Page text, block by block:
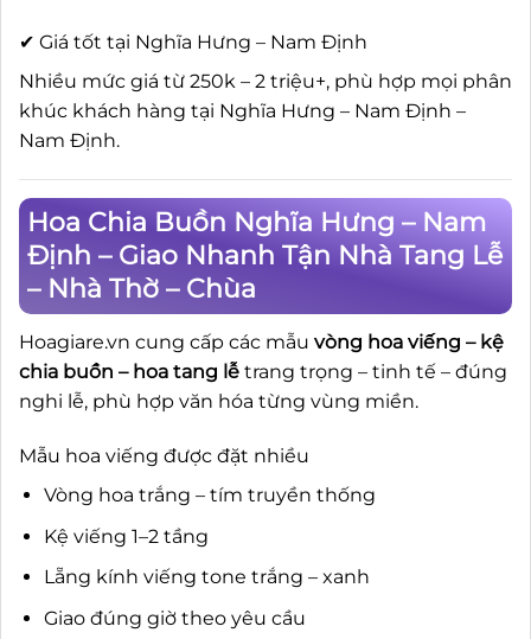
✔ Giá tốt tại Nghĩa Hưng – Nam Định
Nhiều mức giá từ 250k – 2 triệu+, phù hợp mọi phân
khúc khách hàng tại Nghĩa Hưng – Nam Định –
Nam Định.
Hoa Chia Buồn Nghĩa Hưng – Nam
Định – Giao Nhanh Tận Nhà Tang Lễ
– Nhà Thờ – Chùa
Hoagiare.vn cung cấp các mẫu vòng hoa viếng – kệ
chia buồn – hoa tang lễ trang trọng – tinh tế – đúng
nghi lễ, phù hợp văn hóa từng vùng miền.
Mẫu hoa viếng được đặt nhiều
Vòng hoa trắng – tím truyền thống
Kệ viếng 1–2 tầng
Lẵng kính viếng tone trắng – xanh
Giao đúng giờ theo yêu cầu